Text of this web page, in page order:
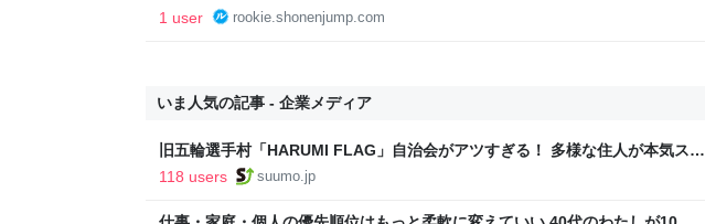
1 user
rookie.shonenjump.com
いま人気の記事 - 企業メディア
旧五輪選手村「HARUMI FLAG」自治会がアツすぎる！ 多様な住人が本気スキ
ルで挑む、盆踊り2万人集客や交通改善など“街の価値向上”戦略 東京・中央
118 users suumo.jp